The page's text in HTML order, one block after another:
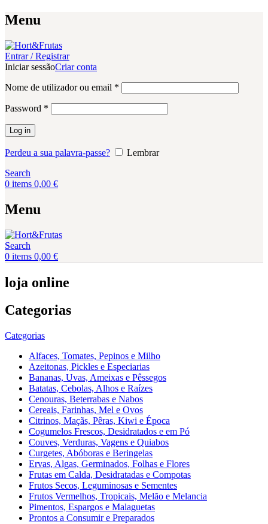
Menu
Entrar / Registrar
Iniciar sessãoCriar conta
Nome de utilizador ou email *
Password *
Log in
Perdeu a sua palavra-passe?
Lembrar
Search
0 items 0,00 €
Menu
Search
0 items 0,00 €
loja online
Categorias
Categorias
Alfaces, Tomates, Pepinos e Milho
Azeitonas, Pickles e Especiarias
Bananas, Uvas, Ameixas e Pêssegos
Batatas, Cebolas, Alhos e Raízes
Cenouras, Beterrabas e Nabos
Cereais, Farinhas, Mel e Ovos
Citrinos, Maçãs, Pêras, Kiwi e Época
Cogumelos Frescos, Desidratados e em Pó
Couves, Verduras, Vagens e Quiabos
Curgetes, Abóboras e Beringelas
Ervas, Algas, Germinados, Folhas e Flores
Frutas em Calda, Desidratadas e Compotas
Frutos Secos, Leguminosas e Sementes
Frutos Vermelhos, Tropicais, Melão e Melancia
Pimentos, Espargos e Malaguetas
Prontos a Consumir e Preparados